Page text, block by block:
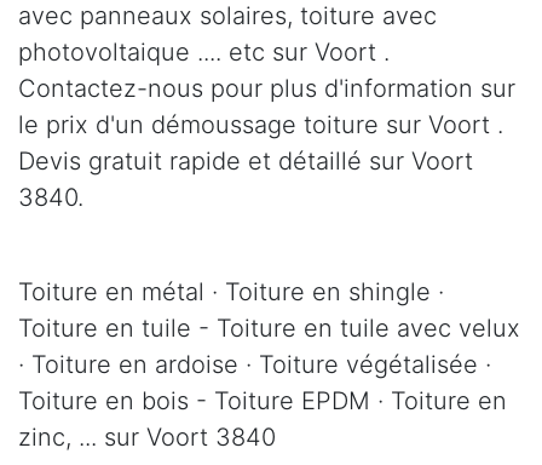
avec panneaux solaires, toiture avec
photovoltaique .... etc sur Voort .
Contactez-nous pour plus d'information sur
le prix d'un démoussage toiture sur Voort .
Devis gratuit rapide et détaillé sur Voort
3840.
Toiture en métal · Toiture en shingle ·
Toiture en tuile - Toiture en tuile avec velux
· Toiture en ardoise · Toiture végétalisée ·
Toiture en bois - Toiture EPDM · Toiture en
zinc, ... sur Voort 3840